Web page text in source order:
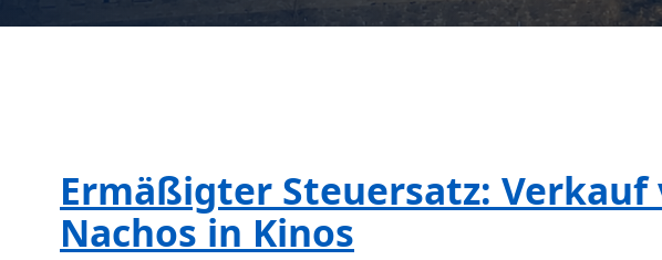
Ermäßigter Steuersatz: Verkauf
Nachos in Kinos